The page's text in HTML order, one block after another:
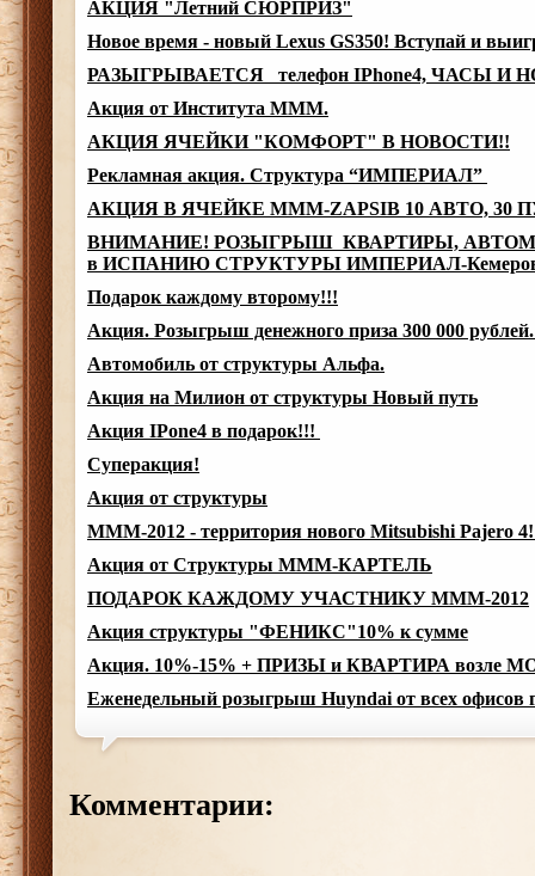
АКЦИЯ "Летний СЮРПРИЗ"
Новое время - новый Lexus GS350! Вступай и
РАЗЫГРЫВАЕТСЯ телефон IPhone4, ЧАСЫ И
Акция от Института МММ.
АКЦИЯ ЯЧЕЙКИ "КОМФОРТ" В НОВОСТИ!!
Рекламная акция. Структура “ИМПЕРИАЛ”
АКЦИЯ В ЯЧЕЙКЕ MMM-ZAPSIB 10 АВТО, 30
ВНИМАНИЕ! РОЗЫГРЫШ КВАРТИРЫ,
в ИСПАНИЮ СТРУКТУРЫ ИМПЕРИАЛ-
Подарок каждому второму!!!
Акция. Розыгрыш денежного приза 300 000
Автомобиль от структуры Альфа.
Акция на Милион от структуры Новый путь
Акция IPone4 в подарок!!!
Суперакция!
Акция от структуры
МММ-2012 - территория нового Mitsubishi Pajero
Акция от Структуры МММ-КАРТЕЛЬ
ПОДАРОК КАЖДОМУ УЧАСТНИКУ МММ-2012
Акция структуры "ФЕНИКС"10% к сумме
Акция. 10%-15% + ПРИЗЫ и КВАРТИРА возле
Еженедельный розыгрыш Huyndai от всех офисов
Комментарии: